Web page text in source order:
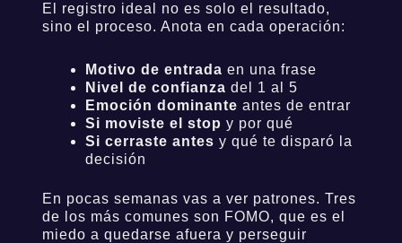
El registro ideal no es solo el resultado,
sino el proceso. Anota en cada operación:
Motivo de entrada en una frase
Nivel de confianza del 1 al 5
Emoción dominante antes de entrar
Si moviste el stop y por qué
Si cerraste antes y qué te disparó la
decisión
En pocas semanas vas a ver patrones. Tres
de los más comunes son FOMO, que es el
miedo a quedarse afuera y perseguir